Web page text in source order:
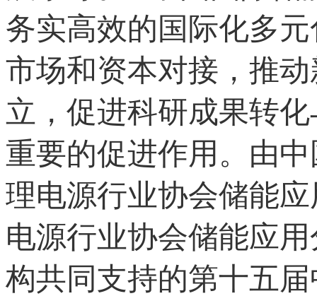
务实高效的国际化多
市场和资本对接，推
立，促进科研成果转
重要的促进作用。由
理电源行业协会储能
电源行业协会储能应
构共同支持的第十五